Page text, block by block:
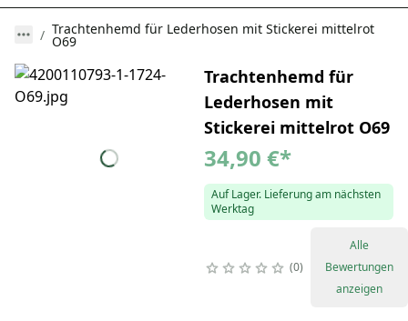
Trachtenhemd für Lederhosen mit Stickerei mittelrot
O69
Trachtenhemd für
Lederhosen mit
Stickerei mittelrot O69
34,90 €*
Auf Lager. Lieferung am nächsten
Werktag
0
Alle
Bewertungen
anzeigen